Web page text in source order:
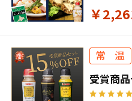
￥
受賞商